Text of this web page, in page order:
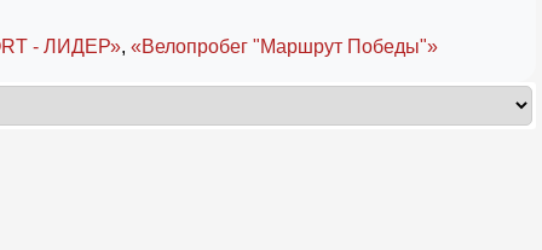
- ЛИДЕР», «Велопробег "Маршрут Победы"»